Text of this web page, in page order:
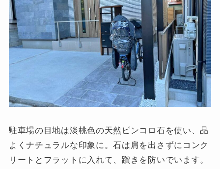
駐車場の目地は淡桃色の天然ピンコロ石を使い、品
よくナチュラルな印象に。石は肩を出さずにコンク
リートとフラットに入れて、躓きを防いでいます。